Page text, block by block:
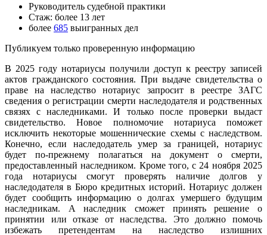
Руководитель судебной практики
Стаж: более 13 лет
более 685 выигранных дел
Публикуем только проверенную информацию
В 2025 году нотариусы получили доступ к реестру записей
актов гражданского состояния. При выдаче свидетельства о
праве на наследство нотариус запросит в реестре ЗАГС
сведения о регистрации смерти наследодателя и родственных
связях с наследниками. И только после проверки выдаст
свидетельство. Новое полномочие нотариуса поможет
исключить некоторые мошеннические схемы с наследством.
Конечно, если наследодатель умер за границей, нотариус
будет по-прежнему полагаться на документ о смерти,
предоставленный наследником. Кроме того, с 24 ноября 2025
года нотариусы смогут проверять наличие долгов у
наследодателя в Бюро кредитных историй. Нотариус должен
будет сообщить информацию о долгах умершего будущим
наследникам. А наследник сможет принять решение о
принятии или отказе от наследства. Это должно помочь
избежать претендентам на наследство излишних